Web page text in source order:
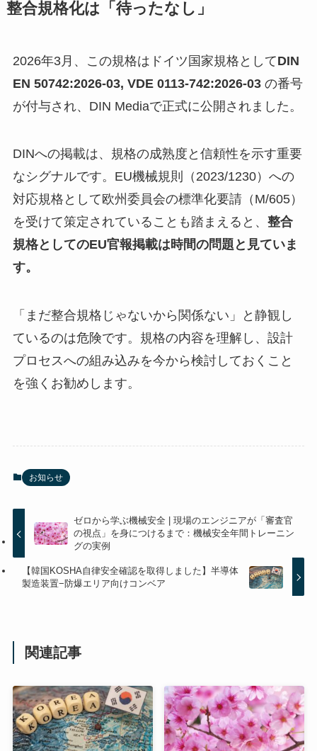
整合規格化は「待ったなし」
2026年3月、この規格はドイツ国家規格としてDIN
EN 50742:2026-03, VDE 0113-742:2026-03 の番号
が付与され、DIN Mediaで正式に公開されました。
DINへの掲載は、規格の成熟度と信頼性を示す重要
なシグナルです。EU機械規則（2023/1230）への
対応規格として欧州委員会の標準化要請（M/605）
を受けて策定されていることも踏まえると、 整合
規格としてのEU官報掲載は時間の問題と見ていま
す。
「まだ整合規格じゃないから関係ない」と静観し
ているのは危険です。規格の内容を理解し、設計
プロセスへの組み込みを今から検討しておくこと
を強くお勧めします。
お知らせ
ゼロから学ぶ機械安全 | 現場のエンジニアが「審査官
の視点」を身につけるまで：機械安全年間トレーニン
グの実例
【韓国KOSHA自律安全確認を取得しました】半導体
製造装置−防爆エリア向けコンベア
関連記事